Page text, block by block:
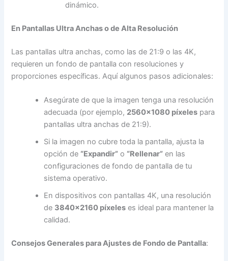
dinámico.
En Pantallas Ultra Anchas o de Alta Resolución
Las pantallas ultra anchas, como las de 21:9 o las 4K,
requieren un fondo de pantalla con resoluciones y
proporciones específicas. Aquí algunos pasos adicionales:
Asegúrate de que la imagen tenga una resolución
adecuada (por ejemplo, 2560×1080 píxeles para
pantallas ultra anchas de 21:9).
Si la imagen no cubre toda la pantalla, ajusta la
opción de “Expandir” o “Rellenar” en las
configuraciones de fondo de pantalla de tu
sistema operativo.
En dispositivos con pantallas 4K, una resolución
de 3840×2160 píxeles es ideal para mantener la
calidad.
Consejos Generales para Ajustes de Fondo de Pantalla: